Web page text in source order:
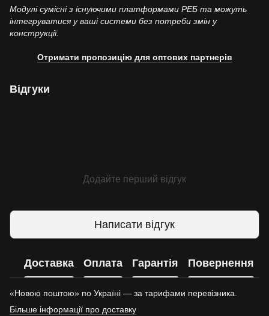
Модулі сумісні з існуючими платформами РЕБ та можуть
інтегруватися у ваші системи без потреби змін у
конструкції.
Отримати пропозицію для оптових партнерів
Відгуки
Додайте перший відгук
Написати відгук
Доставка Оплата Гарантія Повернення
«Новою поштою» по Україні — за тарифами перевізника.
Більше інформації про доставку